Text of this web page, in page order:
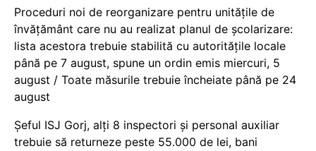
Proceduri noi de reorganizare pentru unitățile de
învățământ care nu au realizat planul de școlarizare:
lista acestora trebuie stabilită cu autoritățile locale
până pe 7 august, spune un ordin emis miercuri, 5
august / Toate măsurile trebuie încheiate până pe 24
august
Șeful ISJ Gorj, alți 8 inspectori și personal auxiliar
trebuie să returneze peste 55.000 de lei, bani